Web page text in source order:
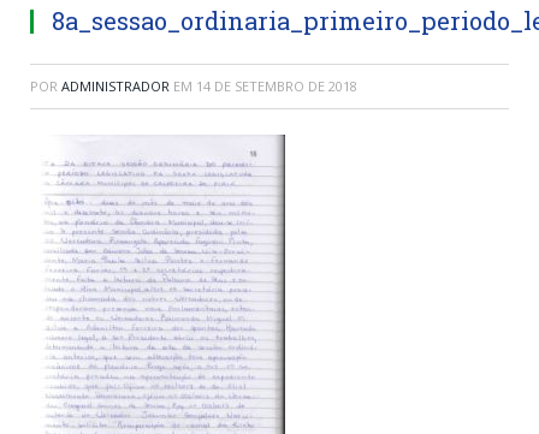
POR ADMINISTRADOR EM 14 DE SETEMBRO DE 2018